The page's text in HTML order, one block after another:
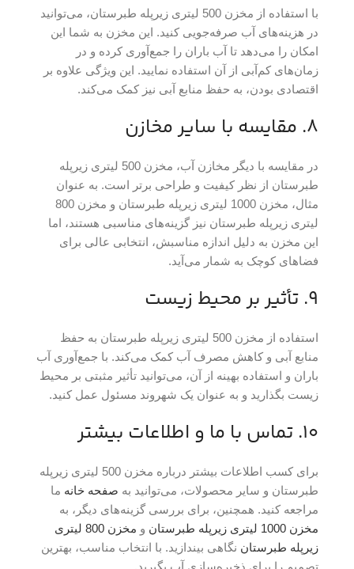
با استفاده از مخزن 500 لیتری زیرپله طبرستان، می‌توانید
در هزینه‌های آب صرفه‌جویی کنید. این مخزن به شما این
امکان را می‌دهد تا آب باران را جمع‌آوری کرده و در
زمان‌های کم‌آبی از آن استفاده نمایید. این ویژگی علاوه بر
اقتصادی بودن، به حفظ منابع آبی نیز کمک می‌کند.
8. مقایسه با سایر مخازن
در مقایسه با دیگر مخازن آب، مخزن 500 لیتری زیرپله
طبرستان از نظر کیفیت و طراحی برتر است. به عنوان
مثال، مخزن 1000 لیتری زیرپله طبرستان و مخزن 800
لیتری زیرپله طبرستان نیز گزینه‌های مناسبی هستند، اما
این مخزن به دلیل اندازه مناسبش، انتخابی عالی برای
فضاهای کوچک به شمار می‌آید.
9. تأثیر بر محیط زیست
استفاده از مخزن 500 لیتری زیرپله طبرستان به حفظ
منابع آبی و کاهش مصرف آب کمک می‌کند. با جمع‌آوری آب
باران و استفاده بهینه از آن، می‌توانید تأثیر مثبتی بر محیط
زیست بگذارید و به عنوان یک شهروند مسئول عمل کنید.
10. تماس با ما و اطلاعات بیشتر
برای کسب اطلاعات بیشتر درباره مخزن 500 لیتری زیرپله
طبرستان و سایر محصولات، می‌توانید به صفحه خانه ما
مراجعه کنید. همچنین، برای بررسی گزینه‌های دیگر، به
مخزن 1000 لیتری زیرپله طبرستان
و
مخزن 800 لیتری
زیرپله طبرستان نگاهی بیندازید. با انتخاب مناسب، بهترین